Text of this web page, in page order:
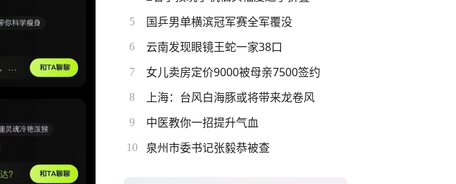
5 国乒男单横滨冠军赛全军覆没
6 云南发现眼镜王蛇一家38口
7 女儿卖房定价9000被母亲7500签约
8 上海：台风白海豚或将带来龙卷风
9 中医教你一招提升气血
10 泉州市委书记张毅恭被查